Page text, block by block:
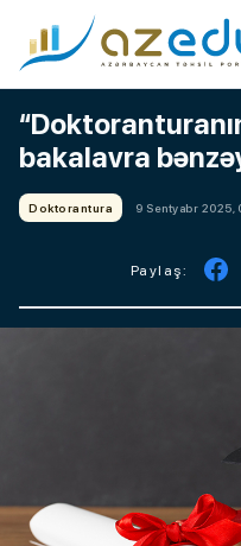
bakalavra
Doktorantura 9 Sentyabr 2025,
Paylaş: